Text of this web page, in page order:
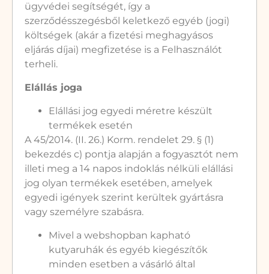
ügyvédei segítségét, így a
szerződésszegésből keletkező egyéb (jogi)
költségek (akár a fizetési meghagyásos
eljárás díjai) megfizetése is a Felhasználót
terheli.
Elállás joga
Elállási jog egyedi méretre készült
termékek esetén
A 45/2014. (II. 26.) Korm. rendelet 29. § (1)
bekezdés c) pontja alapján a fogyasztót nem
illeti meg a 14 napos indoklás nélküli elállási
jog olyan termékek esetében, amelyek
egyedi igények szerint kerültek gyártásra
vagy személyre szabásra.
Mivel a webshopban kapható
kutyaruhák és egyéb kiegészítők
minden esetben a vásárló által